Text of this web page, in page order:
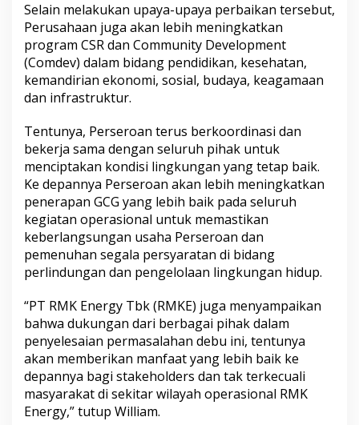
Selain melakukan upaya-upaya perbaikan tersebut,
Perusahaan juga akan lebih meningkatkan
program CSR dan Community Development
(Comdev) dalam bidang pendidikan, kesehatan,
kemandirian ekonomi, sosial, budaya, keagamaan
dan infrastruktur.
Tentunya, Perseroan terus berkoordinasi dan
bekerja sama dengan seluruh pihak untuk
menciptakan kondisi lingkungan yang tetap baik.
Ke depannya Perseroan akan lebih meningkatkan
penerapan GCG yang lebih baik pada seluruh
kegiatan operasional untuk memastikan
keberlangsungan usaha Perseroan dan
pemenuhan segala persyaratan di bidang
perlindungan dan pengelolaan lingkungan hidup.
“PT RMK Energy Tbk (RMKE) juga menyampaikan
bahwa dukungan dari berbagai pihak dalam
penyelesaian permasalahan debu ini, tentunya
akan memberikan manfaat yang lebih baik ke
depannya bagi stakeholders dan tak terkecuali
masyarakat di sekitar wilayah operasional RMK
Energy,” tutup William.